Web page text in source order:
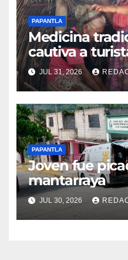
PAPANTLA
Medicina
cautiva a
JUL 31, 2026
PAPANTLA
Joven fue
mantarraya
JUL 30, 2026